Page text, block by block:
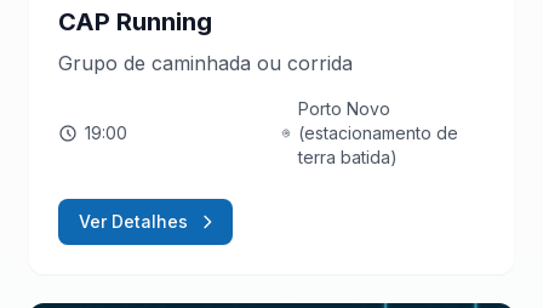
CAP Running
Grupo de caminhada ou corrida
19:00
Porto Novo
(estacionamento de
terra batida)
Ver Detalhes